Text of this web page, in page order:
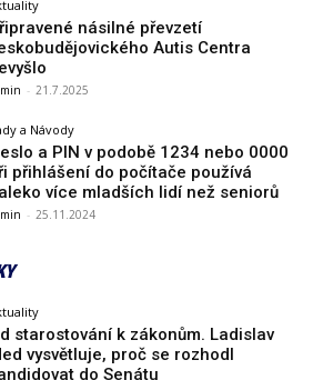
násilné převzetí
Autis Centra
- 21.7.2025
a Návody
a PIN v podobě 1234 nebo 0000
přihlášení do počítače používá
více mladších lidí než seniorů
- 25.11.2024
starostování k zákonům. Ladislav
vysvětluje, proč se rozhodl
do Senátu